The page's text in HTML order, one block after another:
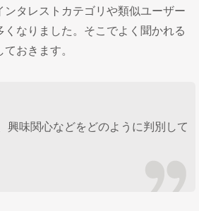
ンタレストカテゴリや類似ユーザー
くなりました。そこでよく聞かれる
おきます。
興味関心などをどのように判別して